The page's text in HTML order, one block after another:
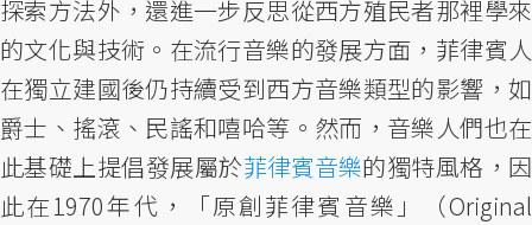
探索方法外，還進一步反思從西方殖民者那裡學來
的文化與技術。在流行音樂的發展方面，菲律賓人
在獨立建國後仍持續受到西方音樂類型的影響，如
爵士、搖滾、民謠和嘻哈等。然而，音樂人們也在
此基礎上提倡發展屬於菲律賓音樂的獨特風格，因
此在1970年代，「原創菲律賓音樂」（Original